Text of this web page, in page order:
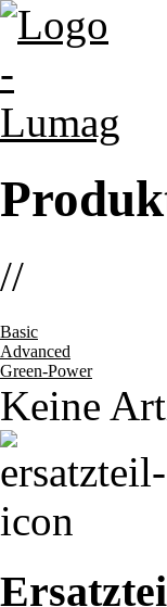
//
Basic
Advanced
Green-Power
Keine